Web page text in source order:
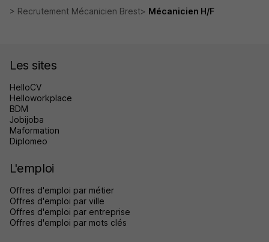
Recrutement Mécanicien Brest
Mécanicien H/F
Les sites
HelloCV
Helloworkplace
BDM
Jobijoba
Maformation
Diplomeo
L'emploi
Offres d'emploi par métier
Offres d'emploi par ville
Offres d'emploi par entreprise
Offres d'emploi par mots clés